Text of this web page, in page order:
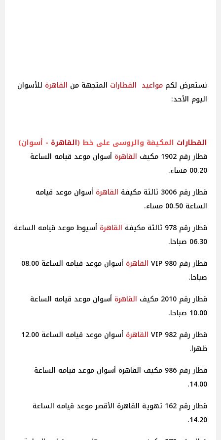
نستعرض لكم مواعيد القطارات المتجهة من القاهرة للأسوان
اليوم الأحد:
القطارات المكيفة والروسى على خط (القاهرة - أسوان)
قطار رقم 1902 مكيف
القاهرة أسوان موعد قيامه الساعة
00.20 مساء.
قطار رقم 3006 ثالثة مكيفة
القاهرة أسوان موعد قيامه
الساعة 00.50 مساء.
قطار رقم 978 ثالثة مكيفة
القاهرة أسيوط موعد قيامه الساعة
06.30 صباحا.
قطار رقم 980 VIP
القاهرة
أسوان موعد قيامه الساعة 08.00
صباحا.
قطار رقم 2010 مكيف
القاهرة أسوان موعد قيامه الساعة
10.00 صباحا.
قطار رقم 982 VIP
القاهرة
أسوان موعد قيامه الساعة 12.00
ظهرا.
قطار رقم 986 مكيف القاهرة أسوان موعد قيامه الساعة
14.00.
قطار رقم 162 تهوية القاهرة الأقصر موعد قيامه الساعة
14.20.